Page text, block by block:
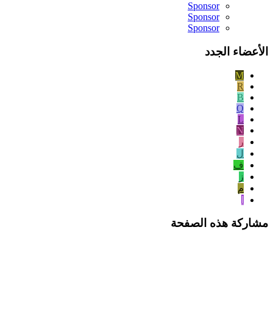
Sponsor
Sponsor
Sponsor
الأعضاء الجدد
M
R
B
Q
L
N
ر
ل
ف
ز
م
مشاركة هذه الصفحة